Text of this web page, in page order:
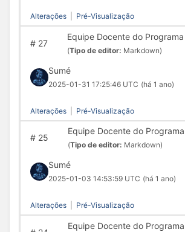
Alterações Pré-Visualização
#27
Equipe Docente do Programa
(Tipo de editor: Markdown)
Sumé
2025-01-31 17:25:46 UTC (há 1 ano)
Alterações Pré-Visualização
#25
Equipe Docente do Programa
(Tipo de editor: Markdown)
Sumé
2025-01-03 14:53:59 UTC (há 1 ano)
Alterações Pré-Visualização
Equipe Docente do Programa